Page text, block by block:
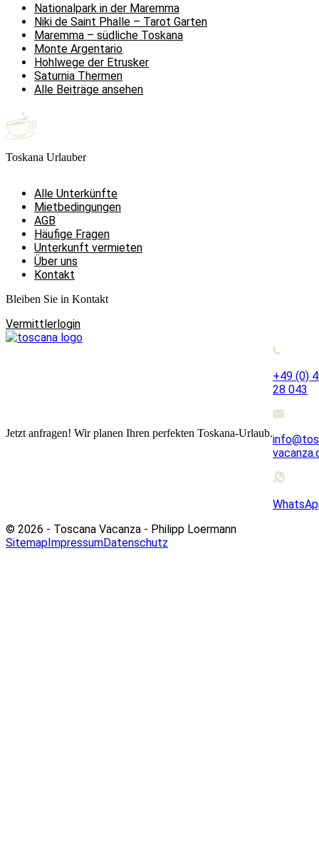
Nationalpark in der Maremma
Niki de Saint Phalle – Tarot Garten
Maremma – südliche Toskana
Monte Argentario
Hohlwege der Etrusker
Saturnia Thermen
Alle Beiträge ansehen
Toskana Urlauber
Alle Unterkünfte
Mietbedingungen
AGB
Häufige Fragen
Unterkunft vermieten
Über uns
Kontakt
Bleiben Sie in Kontakt
Vermittlerlogin
Jetzt anfragen! Wir planen Ihren perfekten Toskana-Urlaub.
+49 (0)
28 043
© 2026 - Toscana Vacanza - Philipp Loermann
SitemapImpressumDatenschutz